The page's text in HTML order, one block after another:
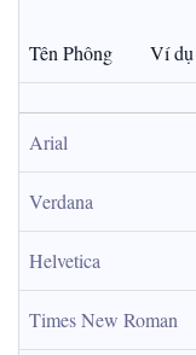
Tên Phông Ví dụ
Arial
Verdana
Helvetica
Times New Roman